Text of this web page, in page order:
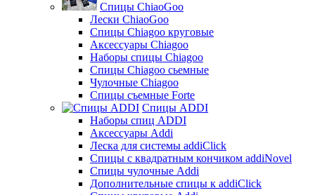
Спицы ChiaoGoo
Лески ChiaoGoo
Cпицы Сhiagoo круговые
Аксессуары Chiagoo
Наборы спицы Chiagoo
Спицы Chiagoo сьемные
Чулочные Chiagoo
Спицы съемные Forte
Спицы ADDI
Наборы спиц ADDI
Аксессуары Addi
Леска для системы addiClick
Спицы с квадратным кончиком addiNovel
Спицы чулочные Addi
Дополнительные спицы к addiClick